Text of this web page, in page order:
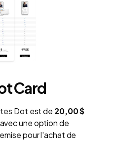
Card
Dot est de 20,00 $
une option de
pour l'achat de